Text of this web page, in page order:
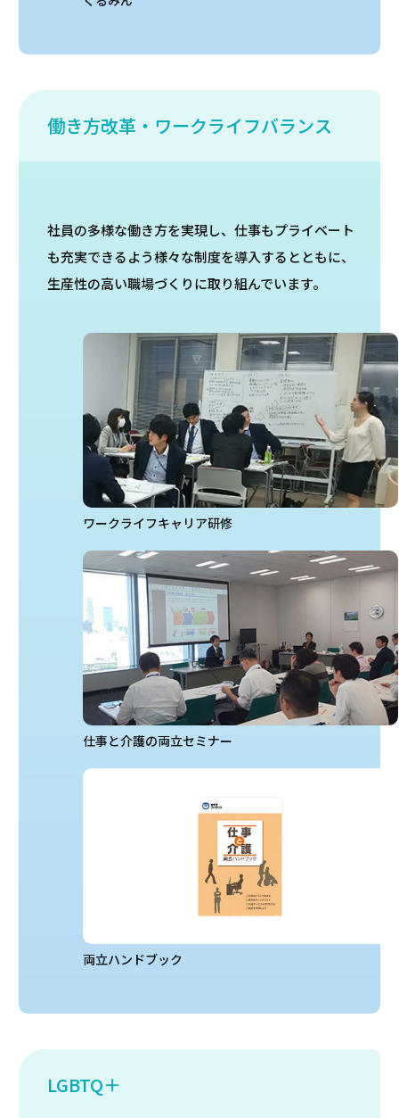
働き方改革・ワークライフバランス
社員の多様な働き方を実現し、仕事もプライベート
も充実できるよう様々な制度を導入するとともに、
生産性の高い職場づくりに取り組んでいます。
ワークライフキャリア研修
仕事と介護の両立セミナー
両立ハンドブック
LGBTQ＋